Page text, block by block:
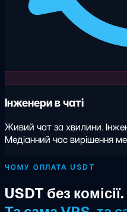
Інженери в чаті
Живий чат за хвилини.
Медіанний час вирішення
ЧОМУ ОПЛАТА USDT
USDT без комісії.